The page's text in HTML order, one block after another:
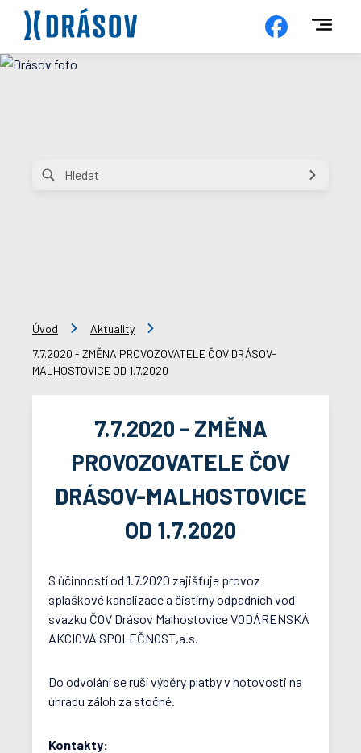
Úvod
Aktuality
7.7.2020 - ZMĚNA PROVOZOVATELE ČOV DRÁSOV-
MALHOSTOVICE OD 1.7.2020
7.7.2020 - ZMĚNA
PROVOZOVATELE ČOV
DRÁSOV-MALHOSTOVICE
OD 1.7.2020
S účinností od 1.7.2020 zajišťuje provoz
splaškové kanalizace a čistírny odpadních vod
svazku ČOV Drásov Malhostovice VODÁRENSKÁ
AKCIOVÁ SPOLEČNOST,a.s.
Do odvolání se ruší výběry platby v hotovosti na
úhradu záloh za stočné.
Kontakty: